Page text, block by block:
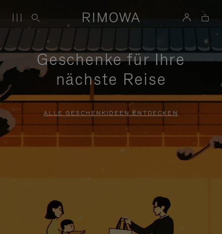
Geschenke für Ihre
nächste Reise
ALLE GESCHENKIDEEN ENTDECKEN